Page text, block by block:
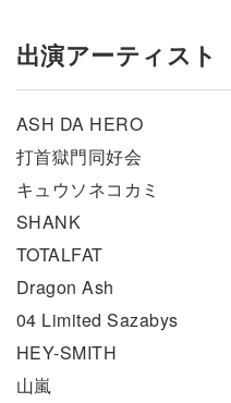
出演アーティスト
ASH DA HERO
打首獄門同好会
キュウソネコカミ
SHANK
TOTALFAT
Dragon Ash
04 Limited Sazabys
HEY-SMITH
山嵐